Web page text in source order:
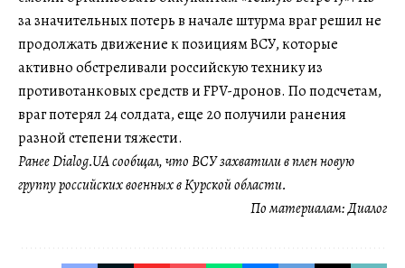
за значительных потерь в начале штурма враг решил не
продолжать движение к позициям ВСУ, которые
активно обстреливали российскую технику из
противотанковых средств и FPV-дронов. По подсчетам,
враг потерял 24 солдата, еще 20 получили ранения
разной степени тяжести.
Ранее Dialog.UA сообщал, что ВСУ захватили в плен новую
группу российских военных в Курской области.
По материалам:Диалог